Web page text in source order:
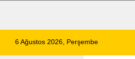
6 Ağustos 2026, Perşembe